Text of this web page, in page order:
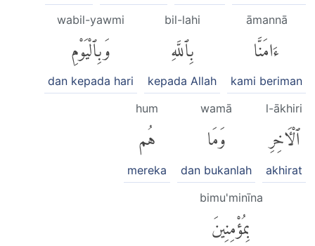
āmannā
ءَامَنَّا
kami beriman
bil-lahi
بِٱللَّهِ
kepada Allah
wabil-yawmi
وَبِٱلْيَوْمِ
dan kepada hari
l-ākhiri
ٱلْءَاخِرِ
akhirat
wamā
وَمَا
dan bukanlah
hum
هُم
mereka
bimu'minīna
بِمُؤْمِنِينَ